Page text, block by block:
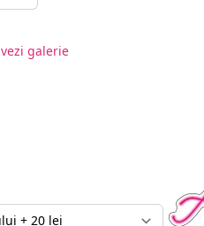
vezi galerie